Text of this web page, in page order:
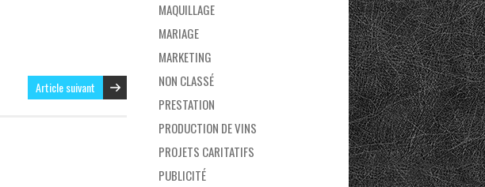
Article suivant
MAQUILLAGE
MARIAGE
MARKETING
NON CLASSÉ
PRESTATION
PRODUCTION DE VINS
PROJETS CARITATIFS
PUBLICITÉ